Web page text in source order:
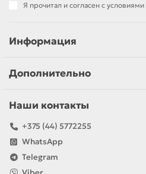
Я прочитал и согласен с условиями
Информация
Дополнительно
Наши контакты
+375 (44) 5772255
WhatsApp
Telegram